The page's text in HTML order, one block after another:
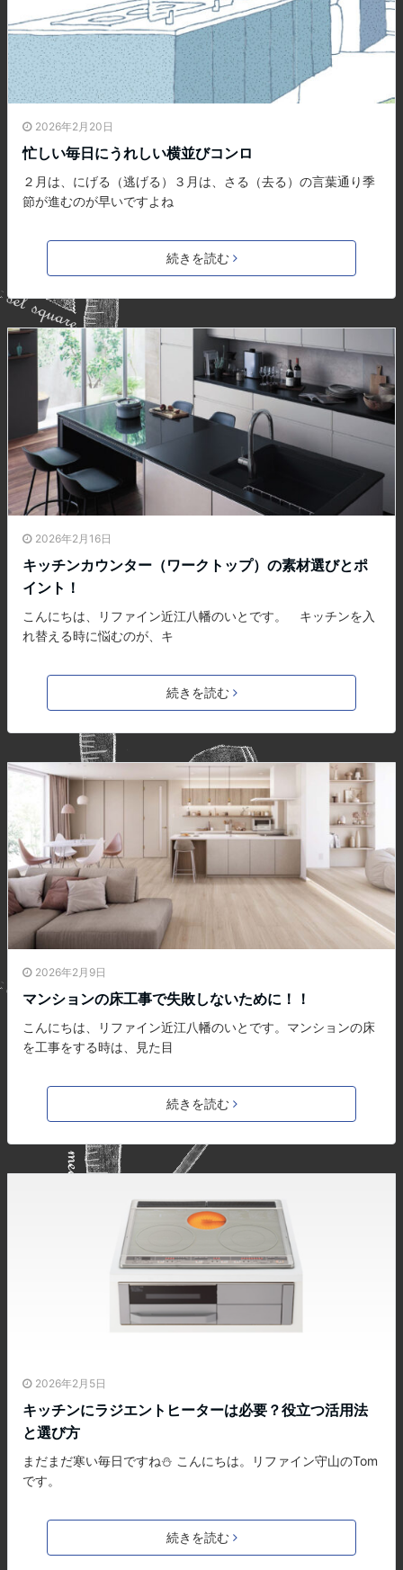
2026年2月20日
忙しい毎日にうれしい横並びコンロ
２月は、にげる（逃げる）３月は、さる（去る）の言葉通り季
節が進むのが早いですよね
続きを読む
2026年2月16日
キッチンカウンター（ワークトップ）の素材選びとポ
イント！
こんにちは、リファイン近江八幡のいとです。 キッチンを入
れ替える時に悩むのが、キ
続きを読む
2026年2月9日
マンションの床工事で失敗しないために！！
こんにちは、リファイン近江八幡のいとです。マンションの床
を工事をする時は、見た目
続きを読む
2026年2月5日
キッチンにラジエントヒーターは必要？役立つ活用法
と選び方
まだまだ寒い毎日ですね⛄ こんにちは。リファイン守山のTom
です。
続きを読む